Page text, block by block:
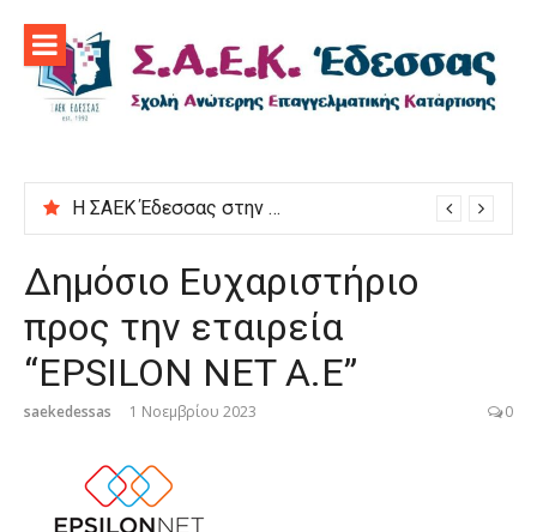
περιεχόμενο
Η ΣΑΕΚ Έδεσσας στην εκδήλωση “Μαγειρεύουμε στις ρίζες μας”
Δημόσιο Ευχαριστήριο
προς την εταιρεία
“EPSILON NET A.E”
saekedessas 1 Νοεμβρίου 2023 0